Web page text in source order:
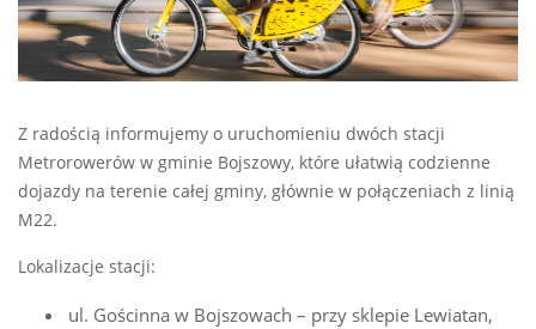
Z radością informujemy o uruchomieniu dwóch stacji
Metrorowerów w gminie Bojszowy, które ułatwią codzienne
dojazdy na terenie całej gminy, głównie w połączeniach z linią
M22.
Lokalizacje stacji:
ul. Gościnna w Bojszowach – przy sklepie Lewiatan,